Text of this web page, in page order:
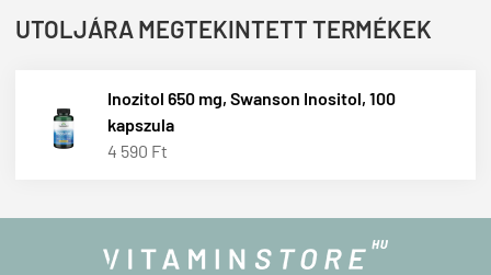
UTOLJÁRA MEGTEKINTETT TERMÉKEK
Inozitol 650 mg, Swanson Inositol, 100
kapszula
4 590 Ft